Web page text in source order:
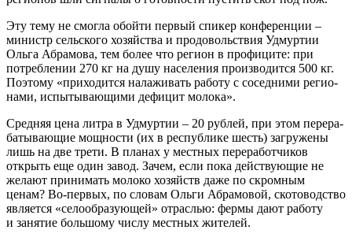
Эту тему не смог­ла обой­ти пер­вый спи­кер кон­фе­рен­ции –
министр сель­ско­го хозяй­ства и про­до­воль­ствия Удмур­тии
Оль­га Абра­мо­ва, тем более что реги­он в про­фи­ци­те: при
потреб­ле­нии 270 кг на душу насе­ле­ния про­из­во­дит­ся 500 кг.
Поэто­му «при­хо­дит­ся нала­жи­вать рабо­ту с сосед­ни­ми реги­о­
на­ми, испы­ты­ва­ю­щи­ми дефи­цит молока».
Сред­няя цена лит­ра в Удмур­тии – 20 руб­лей, при этом пере­ра­
ба­ты­ва­ю­щие мощ­но­сти (их в рес­пуб­ли­ке шесть) загру­же­ны
лишь на две тре­ти. В пла­нах у мест­ных пере­ра­бот­чи­ков
открыть еще один завод. Зачем, если пока дей­ству­ю­щие не
жела­ют при­ни­мать моло­ко хозяйств даже по скром­ным
ценам? Во-пер­вых, по сло­вам Оль­ги Абра­мо­вой, ско­то­вод­ство
явля­ет­ся «село­об­ра­зу­ю­щей» отрас­лью: фер­мы дают рабо­ту
и заня­тие боль­шо­му чис­лу мест­ных жителей.